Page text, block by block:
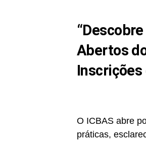
Abertos
O ICBAS abre
práticas,